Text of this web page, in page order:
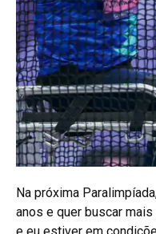
Na próxima
anos e quer buscar